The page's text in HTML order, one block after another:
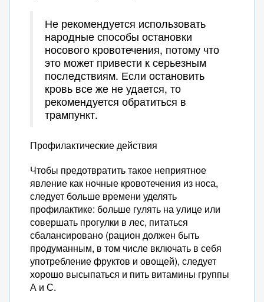
Не рекомендуется использовать
народные способы остановки
носового кровотечения, потому что
это может привести к серьезным
последствиям. Если остановить
кровь все же не удается, то
рекомендуется обратиться в
трампункт.
Профилактические действия
Чтобы предотвратить такое неприятное
явление как ночные кровотечения из носа,
следует больше времени уделять
профилактике: больше гулять на улице или
совершать прогулки в лес, питаться
сбалансировано (рацион должен быть
продуманным, в том числе включать в себя
употребление фруктов и овощей), следует
хорошо высыпаться и пить витамины группы
А и С.